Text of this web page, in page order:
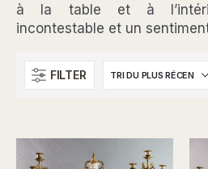
à la table et à
incontestable et un
FILTER